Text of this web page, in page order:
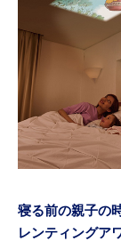
寝る前の親子の
レンティングア